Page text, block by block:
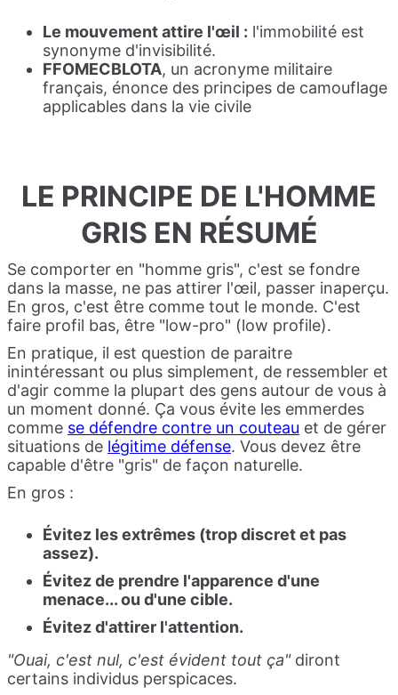
Le mouvement attire l'œil : l'immobilité est
synonyme d'invisibilité.
FFOMECBLOTA, un acronyme militaire
français, énonce des principes de camouflage
applicables dans la vie civile
LE PRINCIPE DE L'HOMME
GRIS EN RÉSUMÉ
Se comporter en "homme gris", c'est se fondre
dans la masse, ne pas attirer l'œil, passer inaperçu.
En gros, c'est être comme tout le monde. C'est
faire profil bas, être "low-pro" (low profile).
En pratique, il est question de paraitre
inintéressant ou plus simplement, de ressembler et
d'agir comme la plupart des gens autour de vous à
un moment donné. Ça vous évite les emmerdes
comme se défendre contre un couteau et de gérer
situations de légitime défense. Vous devez être
capable d'être "gris" de façon naturelle.
En gros :
Évitez les extrêmes (trop discret et pas
assez).
Évitez de prendre l'apparence d'une
menace... ou d'une cible.
Évitez d'attirer l'attention.
"Ouai, c'est nul, c'est évident tout ça"diront
certains individus perspicaces.